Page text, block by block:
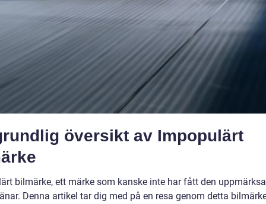
översikt av Impopulärt
bilmärke, ett märke som kanske inte har fått den
Denna artikel tar dig med på en resa genom detta